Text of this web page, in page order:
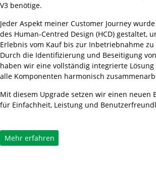
V3 benötige.
Jeder Aspekt meiner Customer Journey
des Human-Centred Design (HCD) gestaltet,
Erlebnis vom Kauf bis zur Inbetriebnahme
Durch die Identifizierung und Beseitigung
haben wir eine vollständig integrierte
alle Komponenten harmonisch
Mit diesem Upgrade setzen wir einen neuen
für Einfachheit, Leistung und